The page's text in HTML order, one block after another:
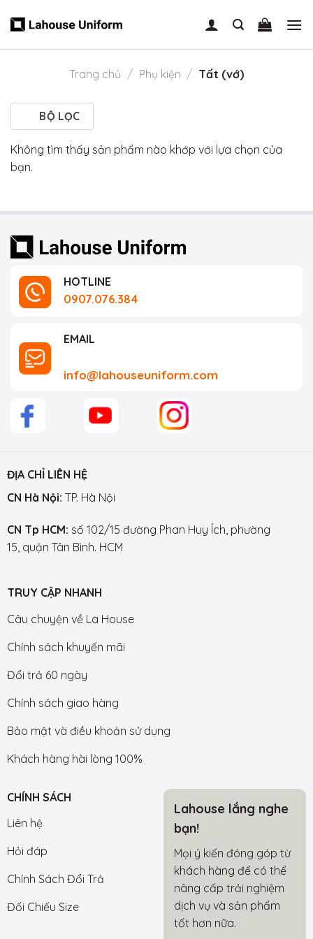
Trang chủ / Phụ kiện / Tất (vớ)
BỘ LỌC
Không tìm thấy sản phẩm nào khớp với lựa chọn của
bạn.
HOTLINE
0907.076.384
EMAIL
info@lahouseuniform.com
ĐỊA CHỈ LIÊN HỆ
CN Hà Nội: TP. Hà Nội
CN Tp HCM: số 102/15 đường Phan Huy Ích, phường
15, quận Tân Bình. HCM
TRUY CẬP NHANH
Câu chuyện về La House
Chính sách khuyến mãi
Đổi trả 60 ngày
Chính sách giao hàng
Bảo mật và điều khoản sử dụng
Khách hàng hài lòng 100%
CHÍNH SÁCH
Liên hệ
Hỏi đáp
Chính Sách Đổi Trả
Đối Chiếu Size
Lahouse lắng nghe
bạn!
Mọi ý kiến đóng góp từ
khách hàng để có thể
nâng cấp trải nghiệm
dịch vụ và sản phẩm
tốt hơn nữa.